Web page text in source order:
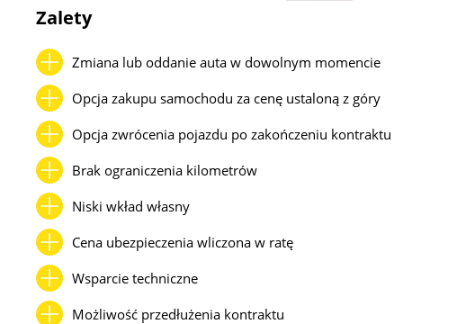
Zalety
Zmiana lub oddanie auta w dowolnym momencie
Opcja zakupu samochodu za cenę ustaloną z góry
Opcja zwrócenia pojazdu po zakończeniu kontraktu
Brak ograniczenia kilometrów
Niski wkład własny
Cena ubezpieczenia wliczona w ratę
Wsparcie techniczne
Możliwość przedłużenia kontraktu